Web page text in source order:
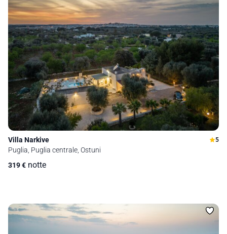
Villa Narkive 5
Puglia, Puglia centrale, Ostuni
319€ notte